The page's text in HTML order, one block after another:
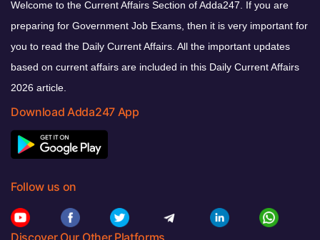
Welcome to the Current Affairs Section of Adda247. If you are
preparing for Government Job Exams, then it is very important for
you to read the Daily Current Affairs. All the important updates
based on current affairs are included in this Daily Current Affairs
2026 article.
Download Adda247 App
Follow us on
Discover Our Other Platforms